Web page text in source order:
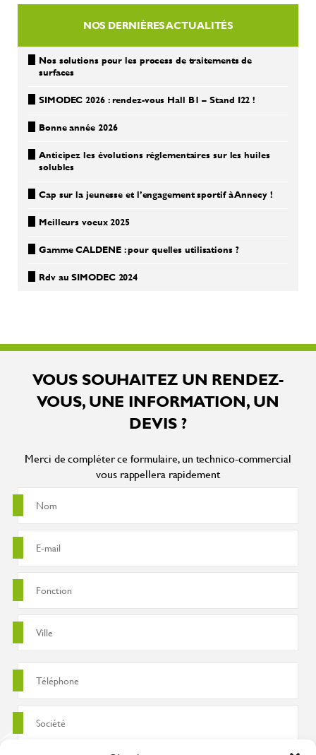
NOS DERNIÈRES ACTUALITÉS
Nos solutions pour les process de traitements de
surfaces
SIMODEC 2026 : rendez-vous Hall B1 – Stand I22 !
Bonne année 2026
Anticipez les évolutions réglementaires sur les huiles
solubles
Cap sur la jeunesse et l’engagement sportif à Annecy !
Meilleurs voeux 2025
Gamme CALDENE : pour quelles utilisations ?
Rdv au SIMODEC 2024
VOUS SOUHAITEZ UN RENDEZ-
VOUS, UNE INFORMATION, UN
DEVIS ?
Merci de compléter ce formulaire, un technico-commercial
vous rappellera rapidement